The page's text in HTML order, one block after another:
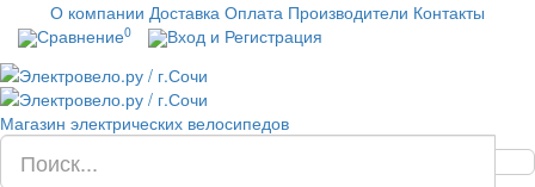
О компании Доставка Оплата Производители Контакты
Сравнение0 Вход и Регистрация
Магазин электрических велосипедов